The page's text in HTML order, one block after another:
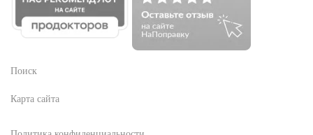
Поиск
Карта сайта